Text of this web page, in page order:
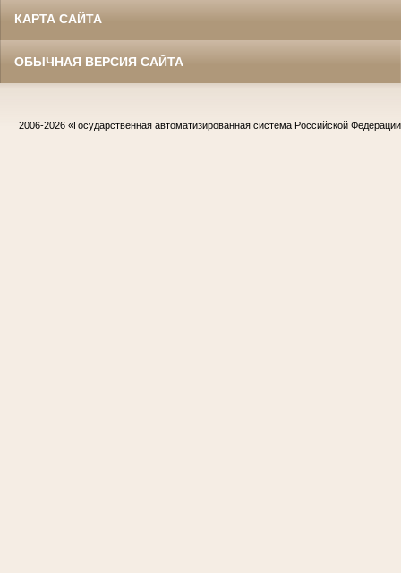
КАРТА САЙТА
ОБЫЧНАЯ ВЕРСИЯ САЙТА
2006-2026 «Государственная автоматизированная система Российской